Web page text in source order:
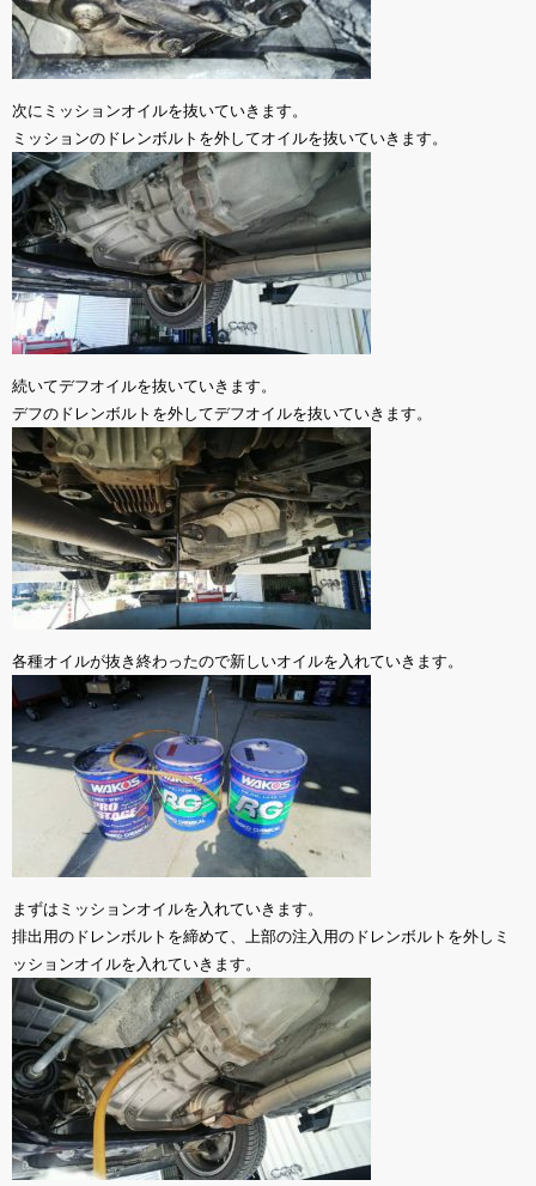
次にミッションオイルを抜いていきます。
ミッションのドレンボルトを外してオイルを抜いていきます。
続いてデフオイルを抜いていきます。
デフのドレンボルトを外してデフオイルを抜いていきます。
各種オイルが抜き終わったので新しいオイルを入れていきます。
まずはミッションオイルを入れていきます。
排出用のドレンボルトを締めて、上部の注入用のドレンボルトを外しミ
ッションオイルを入れていきます。